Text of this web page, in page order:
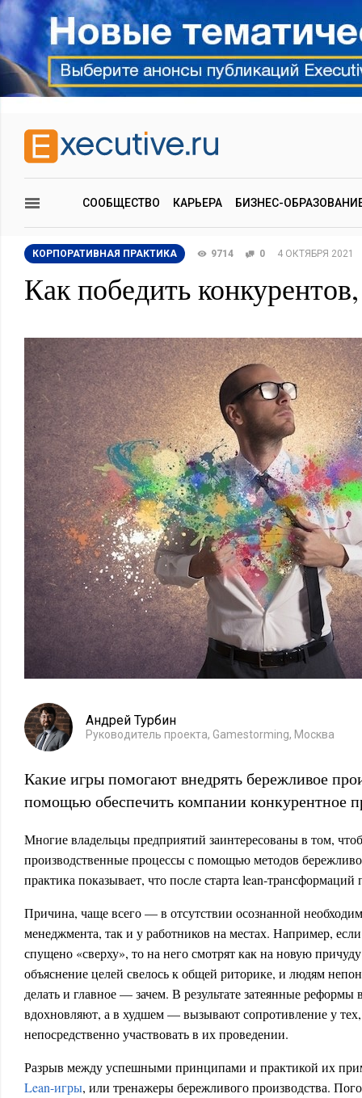
СООБЩЕСТВО КАРЬЕРА БИЗНЕС-
КОРПОРАТИВНАЯ ПРАКТИКА 9714 0 4 ОКТЯБРЯ 2021
Как победить
Андрей Турбин
Руководитель проекта, Gamestorming, Москва
Какие игры помогают внедрять бережливое
помощью обеспечить компании конкурентное
Многие владельцы предприятий заинтересованы в том,
производственные процессы с помощью методов
практика показывает, что после старта lean-трансформаций
Причина, чаще всего — в отсутствии осознанной
менеджмента, так и у работников на местах. Например,
спущено «сверху», то на него смотрят как на новую
объяснение целей свелось к общей риторике, и людям
делать и главное — зачем. В результате затеянные
вдохновляют, а в худшем — вызывают сопротивление у
непосредственно участвовать в их проведении.
Разрыв между успешными принципами и практикой их
Lean-игры, или тренажеры бережливого производства.